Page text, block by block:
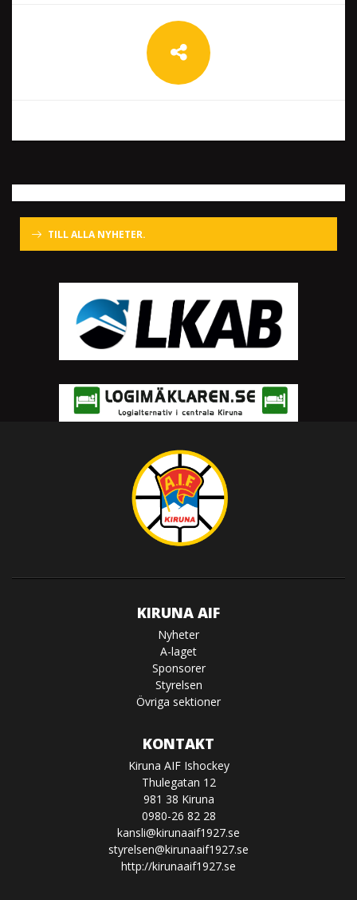
TILL ALLA NYHETER.
KIRUNA AIF
Nyheter
A-laget
Sponsorer
Styrelsen
Övriga sektioner
KONTAKT
Kiruna AIF Ishockey
Thulegatan 12
981 38 Kiruna
0980-26 82 28
kansli@kirunaaif1927.se
styrelsen@kirunaaif1927.se
http://kirunaaif1927.se